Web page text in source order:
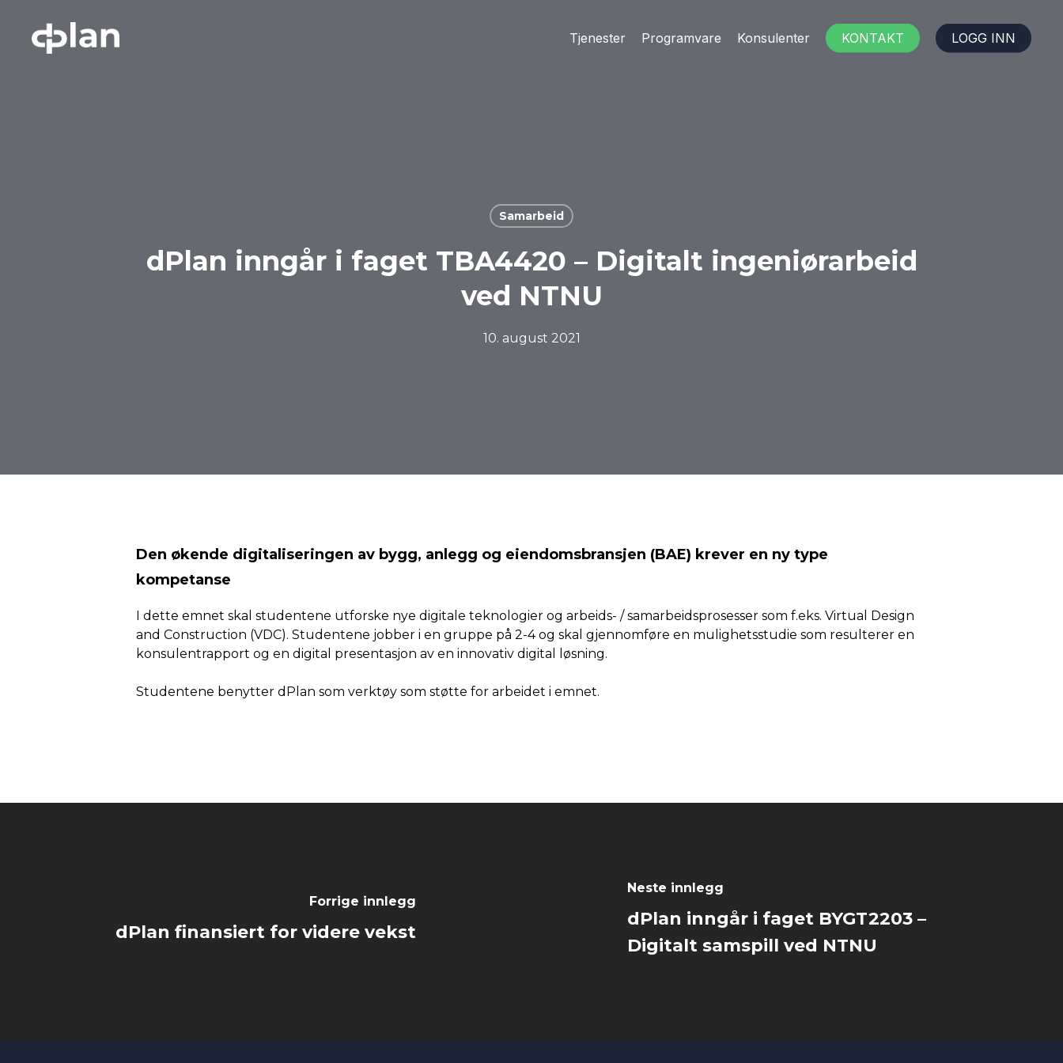
hovedinnhold
Tjenester Programvare Konsulenter KONTAKT LOGG INN
Samarbeid
dPlan inngår i faget TBA4420 – Digitalt ingeniørarbeid
ved NTNU
10. august 2021
Den økende digitaliseringen av bygg, anlegg og eiendomsbransjen (BAE) krever en ny type
kompetanse
I dette emnet skal studentene utforske nye digitale teknologier og arbeids- / samarbeidsprosesser som f.eks. Virtual Design
and Construction (VDC). Studentene jobber i en gruppe på 2-4 og skal gjennomføre en mulighetsstudie som resulterer en
konsulentrapport og en digital presentasjon av en innovativ digital løsning.
Studentene benytter dPlan som verktøy som støtte for arbeidet i emnet.
Forrige innlegg
dPlan finansiert for videre vekst
Neste innlegg
dPlan inngår i faget BYGT2203 –
Digitalt samspill ved NTNU